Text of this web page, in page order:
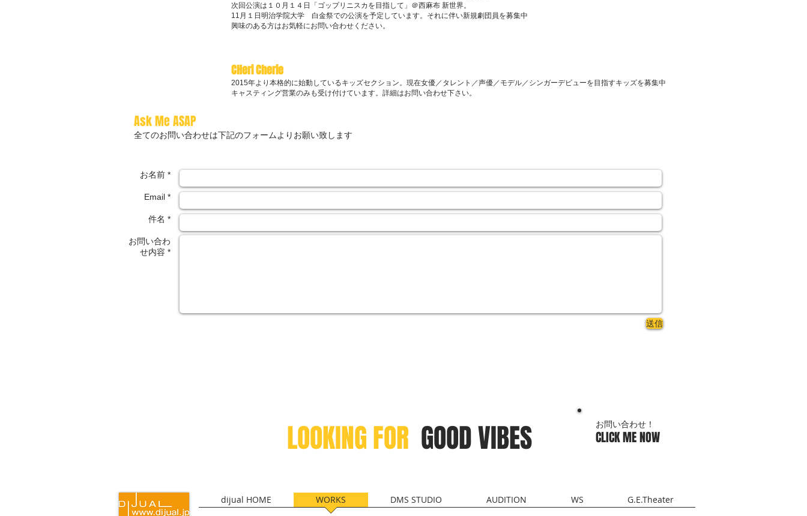
次回公演は１０月１４日「ゴップリニスカを目指して」＠西麻布 新世界。
11月１日明治学院大学 白金祭での公演を予定しています。それに伴い新規劇団員を募集中
​興味のある方はお気軽にお問い合わせください。
CHeri Cherie
2015年より本格的に始動しているキッズセクション。現在女優／タレント／声優／モデル／シンガーデビューを目指すキッズを募集中
キャスティング営業のみも受け付けています。詳細はお問い合わせ下さい。
Ask Me ASAP
全てのお問い合わせは下記のフォームよりお願い致します
お名前 *
Email *
件名 *
お問い合わ
せ内容 *
送信
LOOKINGFOR GOOD VIBES お問い合わせ ！
CLICK MENOW
dijual HOME WORKS DMS STUDIO AUDITION WS G.E.Theater